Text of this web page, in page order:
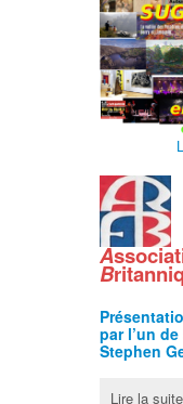
A
B
par l’un
Stephen
Lire la